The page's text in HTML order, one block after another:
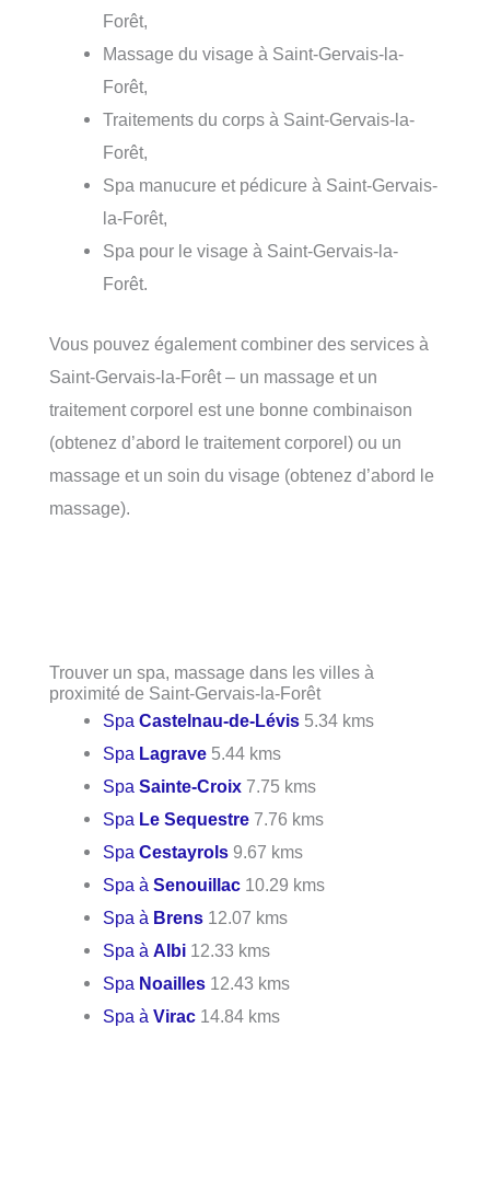
Forêt,
Massage du visage à Saint-Gervais-la-
Forêt,
Traitements du corps à Saint-Gervais-la-
Forêt,
Spa manucure et pédicure à Saint-Gervais-
la-Forêt,
Spa pour le visage à Saint-Gervais-la-
Forêt.
Vous pouvez également combiner des services à
Saint-Gervais-la-Forêt – un massage et un
traitement corporel est une bonne combinaison
(obtenez d’abord le traitement corporel) ou un
massage et un soin du visage (obtenez d’abord le
massage).
Trouver un spa, massage dans les villes à
proximité de Saint-Gervais-la-Forêt
SpaCastelnau-de-Lévis 5.34 kms
Spa Lagrave 5.44 kms
SpaSainte-Croix 7.75 kms
Spa Le Sequestre 7.76 kms
SpaCestayrols 9.67 kms
Spa àSenouillac 10.29 kms
Spa à Brens 12.07 kms
Spa àAlbi 12.33 kms
Spa Noailles 12.43 kms
Spa àVirac 14.84 kms